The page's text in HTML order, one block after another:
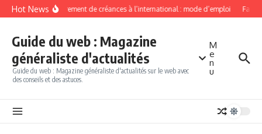
Aller au contenu
Hot NewsRecouvrement de créances à l’international : mode d’emploi
Guide du web : Magazine
généraliste d'actualités
Guide du web : Magazine généraliste d'actualités sur le web avec
des conseils et des astuces.
M
e
n
u